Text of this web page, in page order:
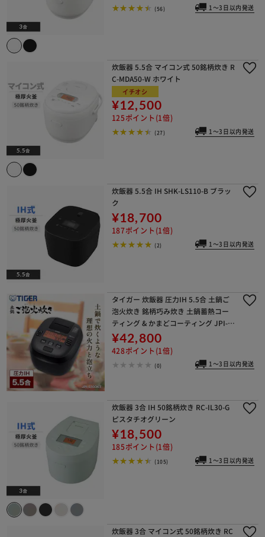
(56) 1～3日以内発送
炊飯器 5.5合 マイコン式 50銘柄炊き R
C-MDA50-W ホワイト
イチオシ
¥12,500
125ポイント(1倍)
(27) 1～3日以内発送
炊飯器 5.5合 IH SHK-LS110-B ブラッ
ク
¥18,700
187ポイント(1倍)
(2) 1～3日以内発送
タイガー 炊飯器 圧力IH 5.5合 土鍋ご
泡火炊き 銘柄巧み炊き 土鍋蓄熱コー
ティング & かまどコーティング JPI-S
100 Tiger
¥42,800
428ポイント(1倍)
(0) 1～3日以内発送
炊飯器 3合 IH 50銘柄炊き RC-IL30-G
ピスタチオグリーン
¥18,500
185ポイント(1倍)
(105) 1～3日以内発送
炊飯器 3合 マイコン式 50銘柄炊き RC